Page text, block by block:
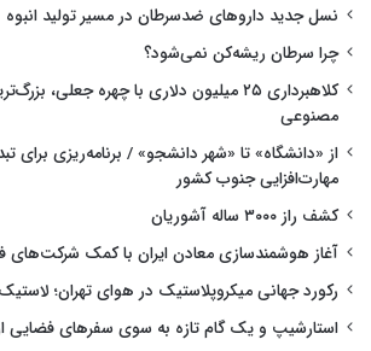
نسل جدید داروهای ضدسرطان در مسیر تولید انبوه
چرا سرطان ریشه‌کن نمی‌شود؟
کلاهبرداری ۲۵ میلیون دلاری با چهره
مصنوعی
از «دانشگاه» تا «شهر دانشجو» / برنامه‌ریزی
مهارت‌افزایی جنوب کشور
کشف راز ۳۰۰۰ ساله آشوریان
آغاز هوشمندسازی معادن ایران با کمک شرکت‌های
رکورد جهانی میکروپلاستیک در هوای تهران؛
استارشیپ و یک گام تازه به سوی سفرهای فضایی